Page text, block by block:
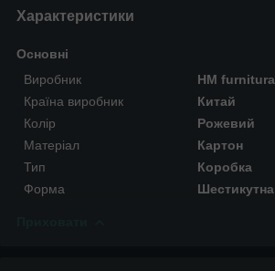
Характеристики
Основні
Виробник
HM furnitura
Країна виробник
Китай
Колір
Рожевий
Матеріал
Картон
Тип
Коробка
Форма
Шестикутна